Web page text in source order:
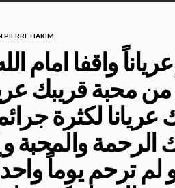
PIERRE HAKIM
واقفا امام
محبة قريبك
عريانا لكثرة
الرحمة والمحبة
لم ترحم يوماً